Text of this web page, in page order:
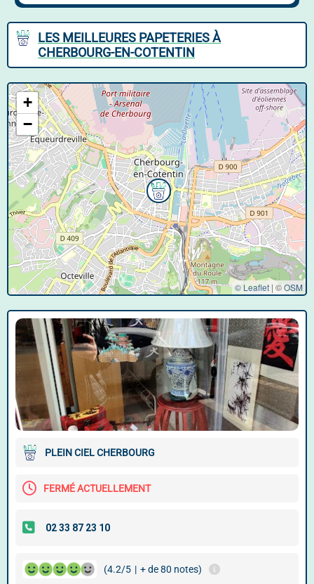
LES MEILLEURES PAPETERIES À
CHERBOURG-EN-COTENTIN
+
−
© Leaflet | ©OSM
PLEIN CIEL CHERBOURG
FERMÉ ACTUELLEMENT
(4.2/5 | + de 80 notes)